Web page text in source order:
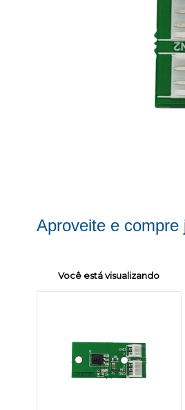
Aproveite e compre
Você está visualizando